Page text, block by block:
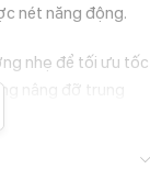
nét năng động.
nhẹ để tối ưu tốc
nâng đỡ trung
sự nhạy bén
dùng duy trì